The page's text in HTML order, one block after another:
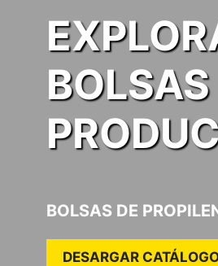
BOLSAS DE
DESARGAR